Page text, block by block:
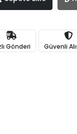
Gönderi Güvenli